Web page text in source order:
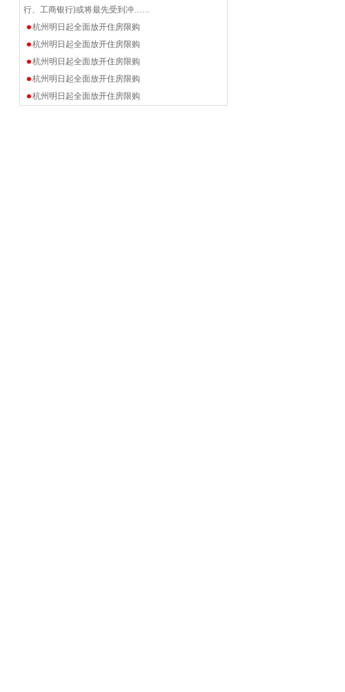
行、工商银行)或将最先受到冲……
杭州明日起全面放开住房限购
杭州明日起全面放开住房限购
杭州明日起全面放开住房限购
杭州明日起全面放开住房限购
杭州明日起全面放开住房限购